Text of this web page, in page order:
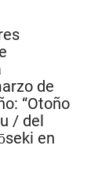
de
“Otoño
/ del
en